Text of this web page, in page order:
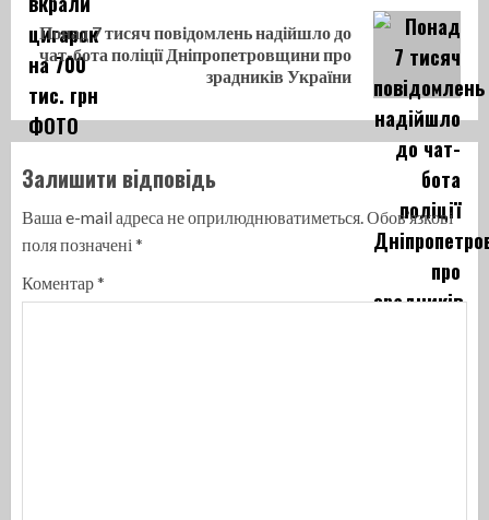
Next
post:
Понад 7 тисяч повідомлень надійшло до
чат-бота поліції Дніпропетровщини про
зрадників України
Залишити відповідь
Ваша e-mail адреса не оприлюднюватиметься.Обов’язкові
поля позначені *
Коментар*